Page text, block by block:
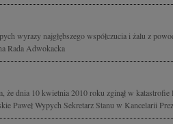
wyrazy najgłębszego współczucia i żalu z
Rada Adwokacka
że dnia 10 kwietnia 2010 roku zginął w
Paweł Wypych Sekretarz Stanu w Kancelarii